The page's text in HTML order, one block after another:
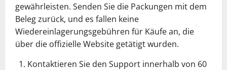
gewährleisten. Senden Sie die Packungen mit dem
Beleg zurück, und es fallen keine
Wiedereinlagerungsgebühren für Käufe an, die
über die offizielle Website getätigt wurden.
Kontaktieren Sie den Support innerhalb von 60